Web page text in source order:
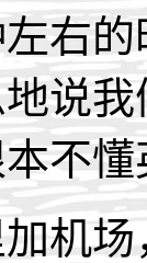
右
说
不懂
机